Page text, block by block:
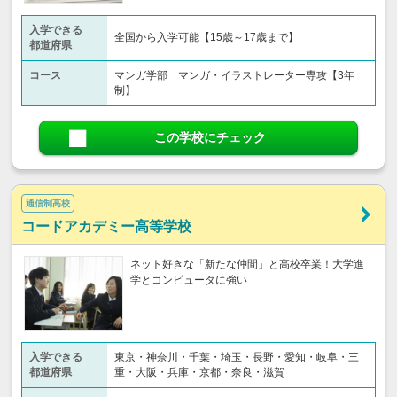
入学できる
都道府県
全国から入学可能【15歳～17歳まで】
コース
マンガ学部 マンガ・イラストレーター専攻【3年
制】
この学校にチェック
通信制高校
コードアカデミー高等学校
ネット好きな「新たな仲間」と高校卒業！大学進
学とコンピュータに強い
入学できる
都道府県
東京・神奈川・千葉・埼玉・長野・愛知・岐阜・三
重・大阪・兵庫・京都・奈良・滋賀